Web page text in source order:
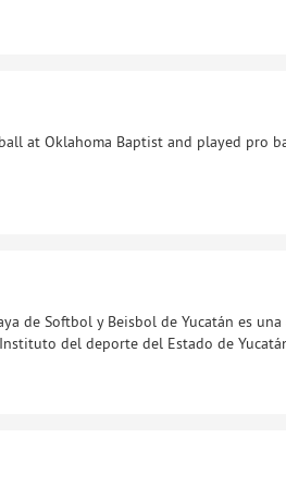
at Oklahoma Baptist and played pro
de Softbol y Beisbol de Yucatán es
del deporte del Estado de